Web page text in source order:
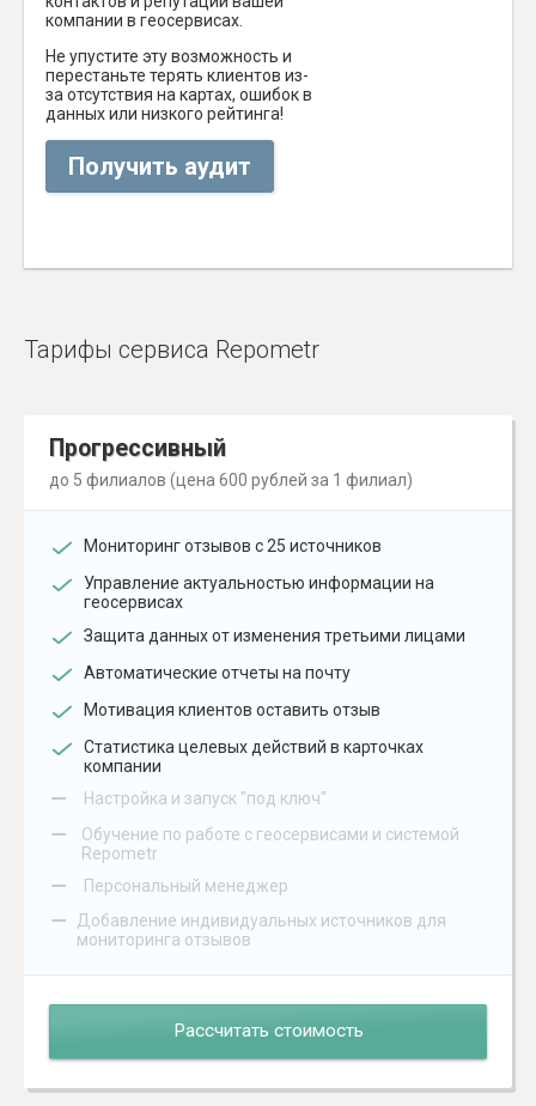
компании в геосервисах.
Не упустите эту возможность и
перестаньте терять клиентов из-
за отсутствия на картах, ошибок в
данных или низкого рейтинга!
Получить аудит
Тарифы сервиса Repometr
Прогрессивный
до 5 филиалов (цена 600 рублей за 1 филиал)
Мониторинг отзывов с 25 источников
Управление актуальностью информации на
геосервисах
Защита данных от изменения третьими лицами
Автоматические отчеты на почту
Мотивация клиентов оставить отзыв
Статистика целевых действий в карточках
компании
– Настройка и запуск "под ключ"
–
Обучение по работе с геосервисами и системой
Repometr
– Персональный менеджер
–
Добавление индивидуальных источников для
мониторинга отзывов
Рассчитать стоимость